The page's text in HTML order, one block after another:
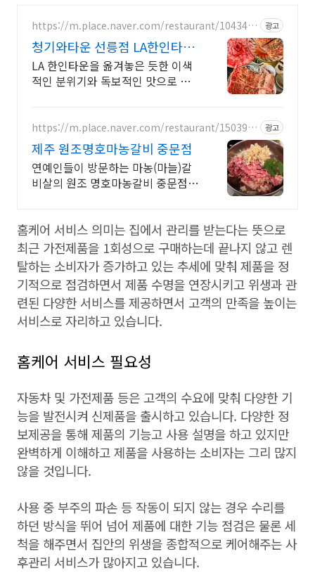
https://m.place.naver.com/restaurant/104346
광고
청기와타운 선릉점 LA한인타운
을 통째로 옮긴맛
LA 한인타운을 옮겨놓은 듯한 이색
적인 분위기와 독보적인 맛으로 입
험을 선사하겠습니다.
https://m.place.naver.com/restaurant/150392
광고
제주 원조명호마농갈비 중문점
연예인들이 방문하는 마농(마늘)갈
비살의 원조 명호마농갈비 중문점입
홈케어 서비스 의미는 집에서 관리를 받는다는 뜻으로
최근 가전제품을 1회성으로 구매하는데 끝나지 않고 렌
탈하는 소비자가 증가하고 있는 추세에 맞춰 제품을 정
기적으로 점검하면서 제품 수명을 연장시키고 위생과 관
련된 다양한 서비스를 제공하면서 고객의 만족을 높이는
서비스로 자리하고 있습니다.
홈케어 서비스 필요성
자동차 및 가전제품 등은 고객의 수요에 맞춰 다양한 기
능을 발전시켜 신제품을 출시하고 있습니다. 다양한 정
보제공을 통해 제품의 기능고 사용 설명을 하고 있지만
완벽하게 이해하고 제품을 사용하는 소비자는 그리 많지
않을 것입니다.
사용 중 부주의 파손 등 작동이 되지 않는 경우 수리를
하던 방식을 뛰어 넘어 제품에 대한 기능 점검은 물론 세
척을 해주면서 집안의 위생을 종합적으로 케어해주는 사
후관리 서비스가 많아지고 있습니다.